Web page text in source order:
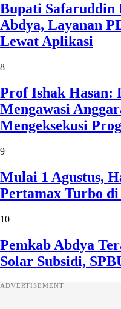
Bupati
Abdya, Layanan
Lewat Aplikasi
8
Prof Ishak Hasan:
Mengawasi
Mengeksekusi
9
Mulai 1 Agustus,
Pertamax Turbo
10
Pemkab Abdya
Solar Subsidi,
ADVERTISEMENT